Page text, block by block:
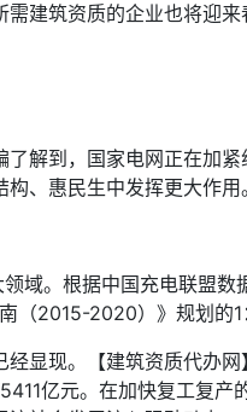
建筑资质的企业也将迎来
了解到，国家电网正在加
、惠民生中发挥更大作用。
领域。根据中国充电联盟
（2015-2020）》规划的1
显现。【建筑资质代办
亿元。在加快复工复产